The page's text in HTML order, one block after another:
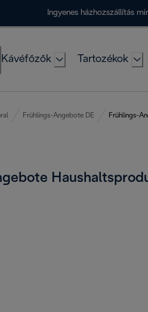
Ingyenes házhozszállítás
Kávéfőzők Tartozékok
Frühlings-Angebote DE Frühlings-